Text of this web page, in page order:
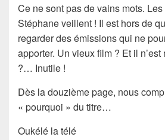
Ce ne sont pas de vains mots.
Stéphane veillent ! Il est hors de
regarder desémissionsqui ne
apporter. Un vieux film ? Et il
?… Inutile !
Dès la douzième page, nous
« pourquoi » du titre…
Oukélé la télé